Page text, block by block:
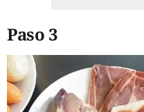
Paso 3